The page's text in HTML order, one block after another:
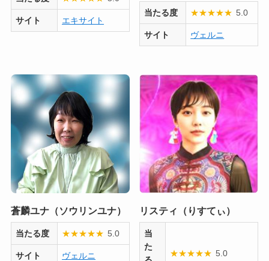
サイト エキサイト
当たる度 ★★★★★ 5.0
サイト ヴェルニ
蒼麟ユナ（ソウリンユナ）
当たる度 ★★★★★ 5.0
サイト ヴェルニ
リスティ（りすてぃ）
当
た
★★★★★ 5.0